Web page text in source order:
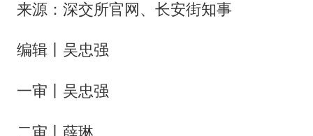
来源：深交所官网、长安街知事
编辑丨吴忠强
一审丨吴忠强
二审丨薛琳